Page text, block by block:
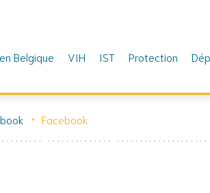
Belgique VIH IST Protection
Facebook